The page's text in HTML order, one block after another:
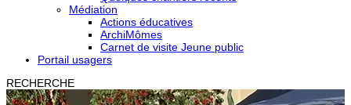
Médiation
Actions éducatives
ArchiMômes
Carnet de visite Jeune public
Portail usagers
RECHERCHE